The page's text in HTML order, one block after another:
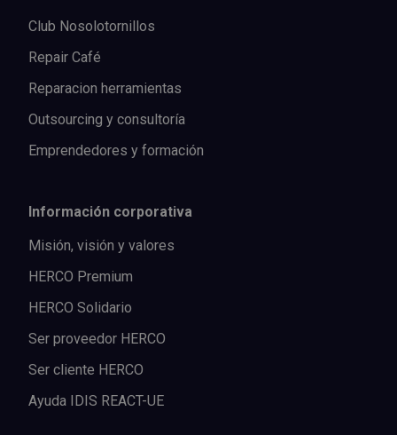
Club Nosolotornillos
Repair Café
Reparacion herramientas
Outsourcing y consultoría
Emprendedores y formación
Información corporativa
Misión, visión y valores
HERCO Premium
HERCO Solidario
Ser proveedor HERCO
Ser cliente HERCO
Ayuda IDIS REACT-UE